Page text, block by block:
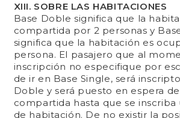
XIII. SOBRE LAS HABITACIONES
Base Doble significa que la
compartida por 2 personas y
significa que la habitación es
persona. El pasajero que al
inscripción no especifique por
de ir en Base Single, será
Doble y será puesto en espera
compartida hasta que se
de habitación. De no existir la